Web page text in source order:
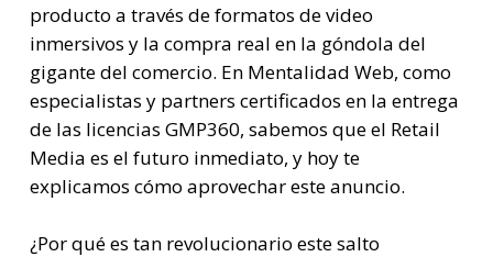
producto a través de formatos de video
inmersivos y la compra real en la góndola del
gigante del comercio. En Mentalidad Web, como
especialistas y partners certificados en la entrega
de las licencias GMP360, sabemos que el Retail
Media es el futuro inmediato, y hoy te
explicamos cómo aprovechar este anuncio.
¿Por qué es tan revolucionario este salto